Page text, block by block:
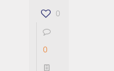
0
0